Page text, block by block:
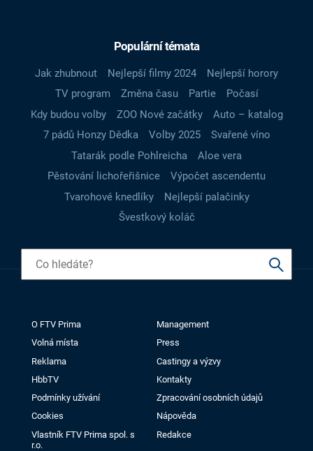
Populární témata
Jak zhubnout Nejlepší filmy 2024
Nejlepší horory
TV program
Změna času Partie
Počasí
Kdy budou volby
ZOO Nové začátky
Auto – katalog
7 pádů Honzy Dědka
Volby 2025
Svařené víno
Tatarák podle Pohlreicha
Aloe vera
Pěstování lichořeřišnice
Výpočet ascendentu
Tvarohové knedlíky
Nejlepší palačinky
Švestkový koláč
O FTV Prima
Management
Volná místa
Press
Reklama
Castingy a výzvy
HbbTV
Kontakty
Podmínky užívání
Zpracování osobních údajů
Cookies
Nápověda
Vlastník FTV Prima spol. s
r.o.
Redakce